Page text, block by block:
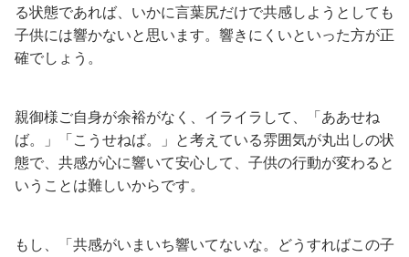
る状態であれば、いかに言葉尻だけで共感しようとしても
子供には響かないと思います。響きにくいといった方が正
確でしょう。
親御様ご自身が余裕がなく、イライラして、「ああせね
ば。」「こうせねば。」と考えている雰囲気が丸出しの状
態で、共感が心に響いて安心して、子供の行動が変わると
いうことは難しいからです。
もし、「共感がいまいち響いてないな。どうすればこの子